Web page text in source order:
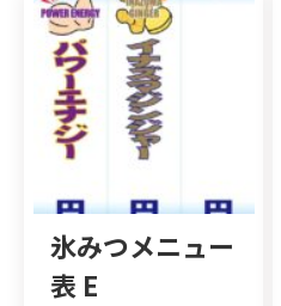
氷みつメニュー
表 E